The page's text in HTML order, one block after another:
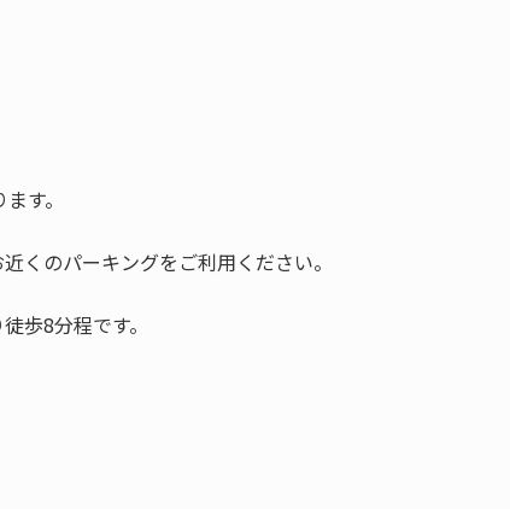
す。
くのパーキングをご利用ください。
歩8分程です。